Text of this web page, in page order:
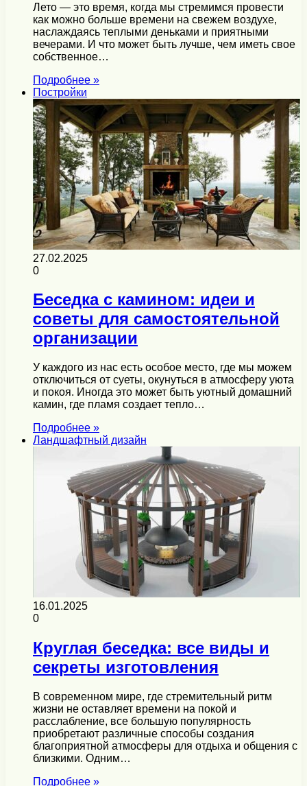
Лето — это время, когда мы стремимся провести
как можно больше времени на свежем воздухе,
наслаждаясь теплыми деньками и приятными
вечерами. И что может быть лучше, чем иметь свое
собственное…
Подробнее »
Постройки
27.02.2025
0
Беседка с камином: идеи и
советы для самостоятельной
организации
У каждого из нас есть особое место, где мы можем
отключиться от суеты, окунуться в атмосферу уюта
и покоя. Иногда это может быть уютный домашний
камин, где пламя создает тепло…
Подробнее »
Ландшафтный дизайн
16.01.2025
0
Круглая беседка: все виды и
секреты изготовления
В современном мире, где стремительный ритм
жизни не оставляет времени на покой и
расслабление, все большую популярность
приобретают различные способы создания
благоприятной атмосферы для отдыха и общения с
близкими. Одним…
Подробнее »